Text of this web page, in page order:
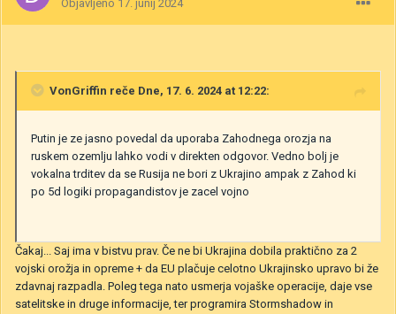
Objavljeno 17. junij 2024
VonGriffin reče Dne, 17. 6. 2024 at 12:22:
Putin je ze jasno povedal da uporaba Zahodnega orozja na
ruskem ozemlju lahko vodi v direkten odgovor. Vedno bolj je
vokalna trditev da se Rusija ne bori z Ukrajino ampak z Zahod ki
po 5d logiki propagandistov je zacel vojno
Čakaj... Saj ima v bistvu prav. Če ne bi Ukrajina dobila praktično za 2
vojski orožja in opreme + da EU plačuje celotno Ukrajinsko upravo bi že
zdavnaj razpadla. Poleg tega nato usmerja vojaške operacije, daje vse
satelitske in druge informacije, ter programira Stormshadow in